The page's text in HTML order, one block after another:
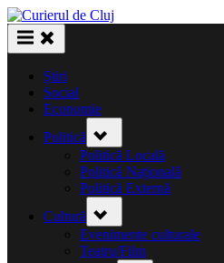
Skip
to
content
Știri
Social
Economie
Politică
sub-
menu
Politică Locală
Politică Națională
Politică Externă
Cultură
sub-
menu
Evenimente culturale
Teatru/Film